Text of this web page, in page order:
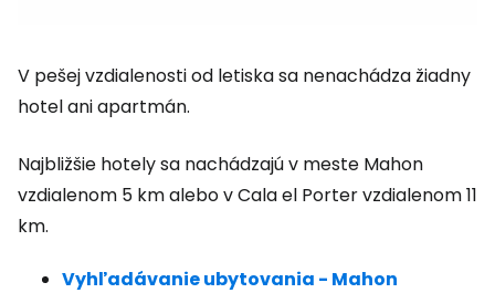
V pešej vzdialenosti od letiska sa nenachádza žiadny
hotel ani apartmán.
Najbližšie hotely sa nachádzajú v meste Mahon
vzdialenom 5 km alebo v Cala el Porter vzdialenom 11
km.
Vyhľadávanie ubytovania - Mahon